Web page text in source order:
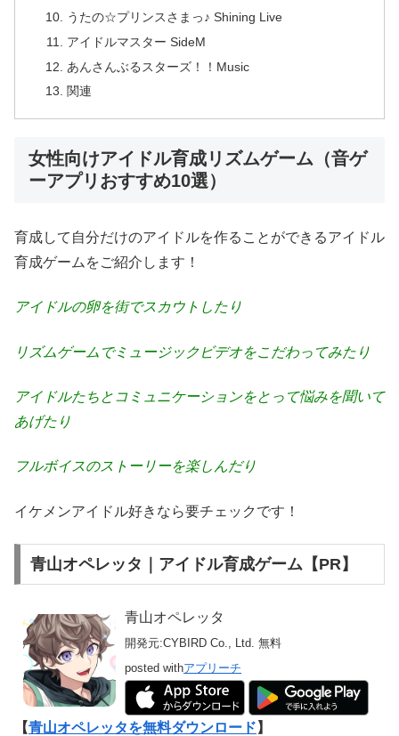
うたの☆プリンスさまっ♪ Shining Live
アイドルマスター SideM
あんさんぶるスターズ！！Music
関連
女性向けアイドル育成リズムゲーム（音ゲ
ーアプリおすすめ10選）
育成して自分だけのアイドルを作ることができるアイドル
育成ゲームをご紹介します！
アイドルの卵を街でスカウトしたり
リズムゲームでミュージックビデオをこだわってみたり
アイドルたちとコミュニケーションをとって悩みを聞いて
あげたり
フルボイスのストーリーを楽しんだり
イケメンアイドル好きなら要チェックです！
青山オペレッタ｜アイドル育成ゲーム【PR】
青山オペレッタ
開発元:CYBIRD Co., Ltd. 無料
posted withアプリーチ
【青山オペレッタを無料ダウンロード 】